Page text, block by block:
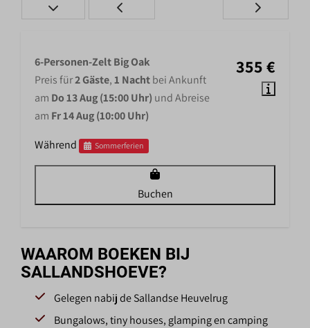
355 €
6-Personen-Zelt Big Oak
Preis für2 Gäste,1 Nachtbei Ankunft
am Do 13 Aug (15:00 Uhr) und Abreise
am Fr 14 Aug (10:00 Uhr)
Während
Sommerferien
Buchen
WAAROM BOEKEN BIJ
SALLANDSHOEVE?
Gelegen nabij de Sallandse Heuvelrug
Bungalows, tiny houses, glamping en camping